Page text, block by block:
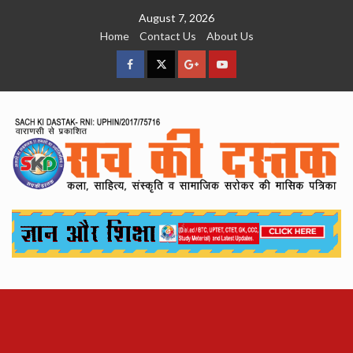
August 7, 2026
Home
Contact Us About Us
facebookTwitterGoogleYouTube